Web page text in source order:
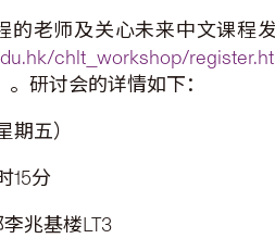
的老师及关心未来中文课程
chlt_workshop/
。研讨会的详情如下：
期五）
15分
兆基楼LT3